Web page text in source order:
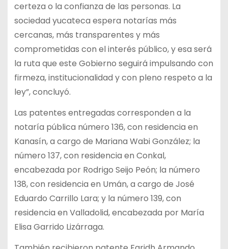
certeza o la confianza de las personas. La
sociedad yucateca espera notarías más
cercanas, más transparentes y más
comprometidas con el interés público, y esa será
la ruta que este Gobierno seguirá impulsando con
firmeza, institucionalidad y con pleno respeto a la
ley”, concluyó.
Las patentes entregadas corresponden a la
notaría pública número 136, con residencia en
Kanasín, a cargo de Mariana Wabi González; la
número 137, con residencia en Conkal,
encabezada por Rodrigo Seijo Peón; la número
138, con residencia en Umán, a cargo de José
Eduardo Carrillo Lara; y la número 139, con
residencia en Valladolid, encabezada por María
Elisa Garrido Lizárraga.